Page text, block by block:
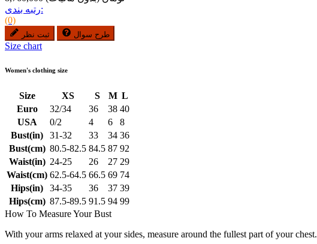
رتبه بندی:
(0)
ثبت نظر طرح سوال
Size chart
Women's clothing size
Size XS S M L
Euro
32/34 36 38 40
USA
0/2 4 6
8
Bust(in)
31-32 33 34 36
Bust(cm) 80.5-82.5 84.5 87 92
Waist(in) 24-25 26 27 29
Waist(cm) 62.5-64.5 66.5 69 74
Hips(in)
34-35 36 37 39
Hips(cm) 87.5-89.5 91.5 94 99
How To Measure Your Bust
With your arms relaxed at your sides, measure around the fullest part of your chest.